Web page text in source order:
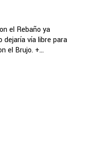
el Rebaño ya
dejaría vía libre para
el Brujo. +...